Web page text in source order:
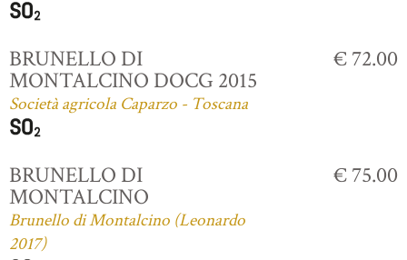
BRUNELLO DI
MONTALCINO DOCG 2015
Società agricola Caparzo - Toscana
€ 72.00
BRUNELLO DI
MONTALCINO
Brunello di Montalcino (Leonardo
2017)
€ 75.00